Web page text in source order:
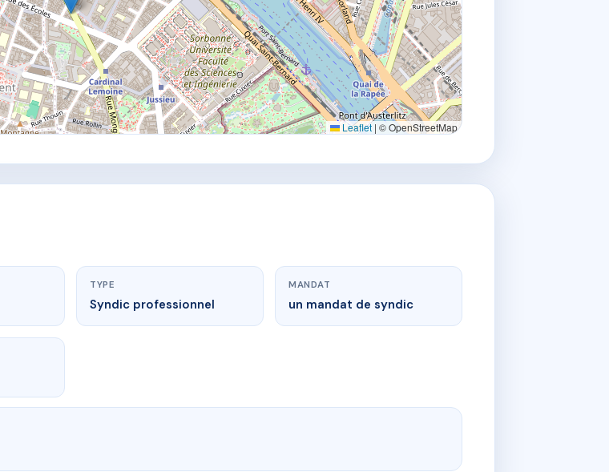
Leaflet | © OpenStreetMap
TYPE
Syndic professionnel
MANDAT
un mandat de syndic